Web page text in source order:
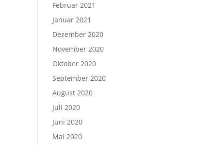
Februar 2021
Januar 2021
Dezember 2020
November 2020
Oktober 2020
September 2020
August 2020
Juli 2020
Juni 2020
Mai 2020